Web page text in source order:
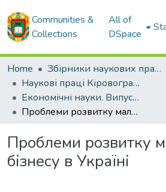
Communities &
Collections
All of
DSpace
Home
Збірники наукових праць ЦНТУ
Наукові праці Кіровоградського національного технічного університету. Економічні науки.
Економічні науки. Випуск 12. Частина 1. – 2007
Проблеми розвитку малого бізнесу в Україні
Проблеми розвитку
бізнесу в Україні